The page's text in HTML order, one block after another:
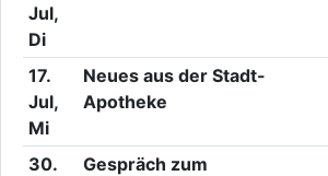
Jul,
Di
17.
Jul,
Mi
Neues aus der Stadt-
Apotheke
30.
Gespräch zum